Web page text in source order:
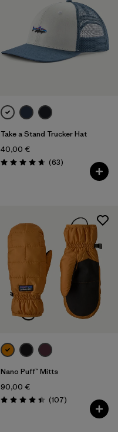
Take a Stand Trucker Hat
40,00 €
Bewertung: 4.7 / 5
(63Rezensionen
)
Nano Puff™ Mitts
90,00 €
Bewertung: 4.4 / 5
(107Rezensionen
)